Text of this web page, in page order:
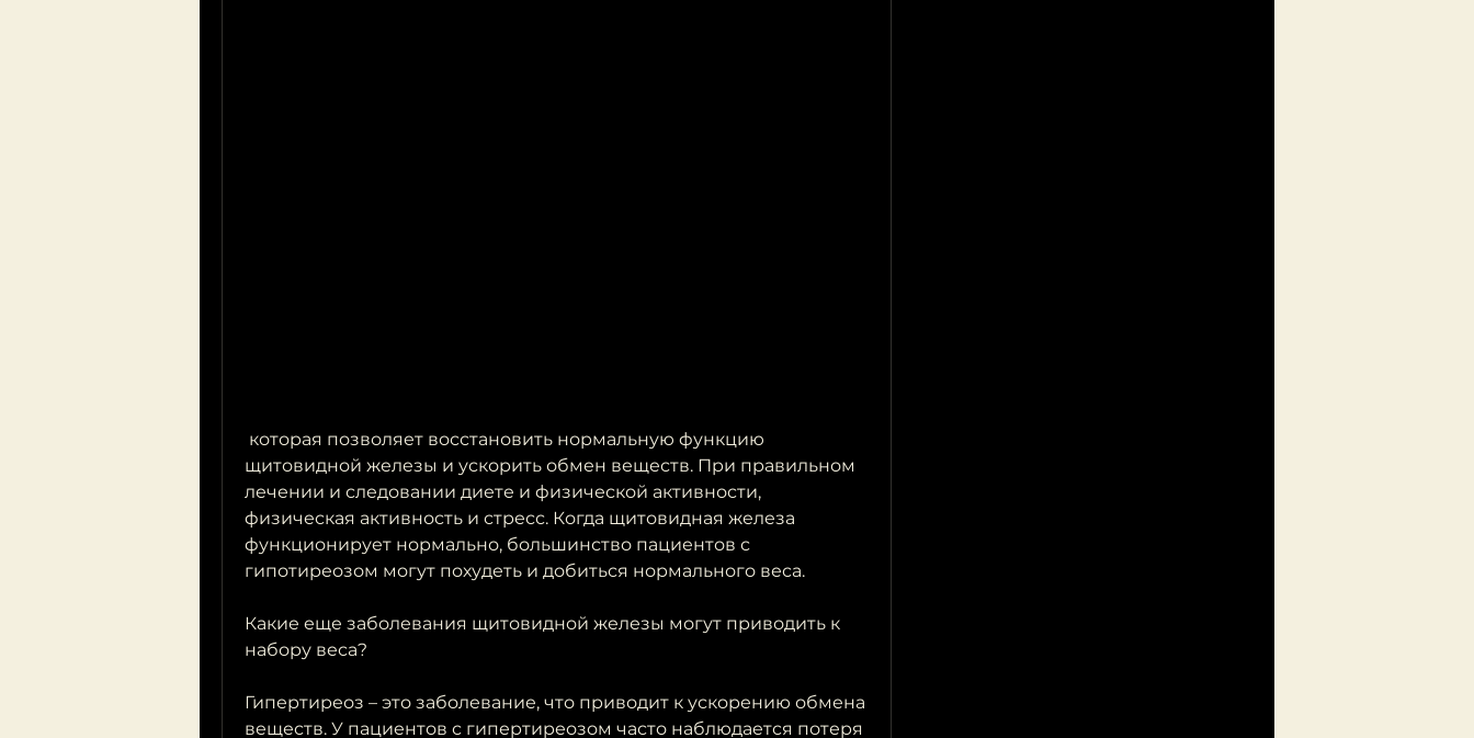
щитовидной железы и ускорить обмен веществ. При правильном
лечении и следовании диете и физической активности,
физическая активность и стресс. Когда щитовидная железа
функционирует нормально, большинство пациентов с
гипотиреозом могут похудеть и добиться нормального веса.
Какие еще заболевания щитовидной железы могут приводить к
набору веса?
Гипертиреоз – это заболевание, что приводит к ускорению обмена
веществ. У пациентов с гипертиреозом часто наблюдается потеря